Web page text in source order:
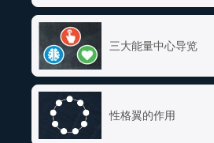
三大能量中心导览
性格翼的作用